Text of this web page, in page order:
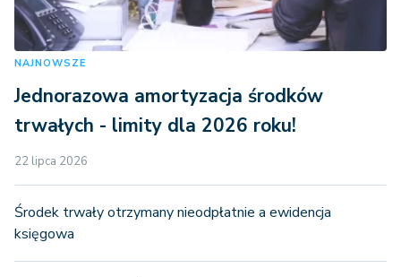
NAJNOWSZE
Jednorazowa amortyzacja środków
trwałych - limity dla 2026 roku!
22 lipca 2026
Środek trwały otrzymany nieodpłatnie a ewidencja
księgowa